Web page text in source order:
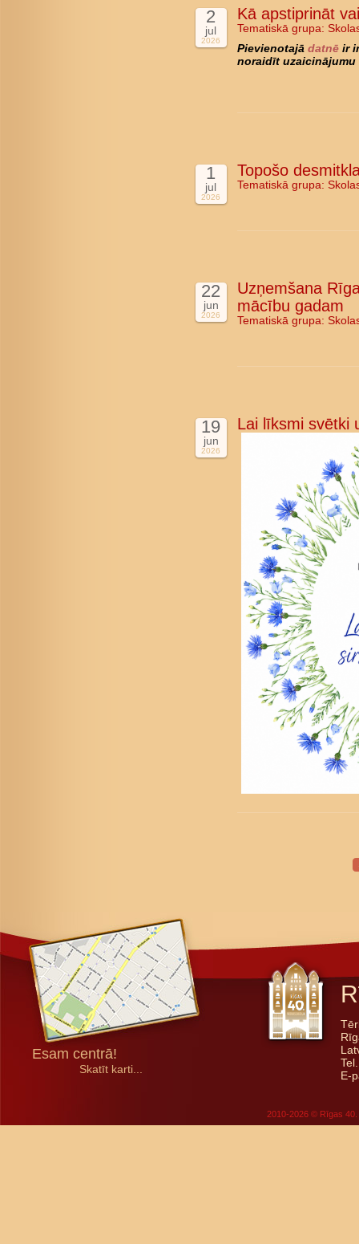
2
jul
2026
Kā apstiprināt
Tematiskā grupa:
Pievienotajā datnē ir
noraidīt uzaicinājumu
1
jul
2026
Topošo
Tematiskā grupa:
22
jun
2026
Uzņemšana
mācību gadam
Tematiskā grupa:
19
jun
2026
Lai līksmi svētki
Esam centrā!
Skatīt karti...
E-
2010-2026 © Rīgas